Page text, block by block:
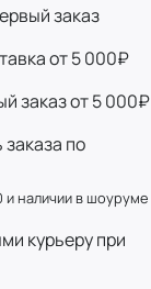
действие
1
5
заказ
от 5 000₽
заказ от 5 000₽
по
и наличии в шоуруме
курьеру при